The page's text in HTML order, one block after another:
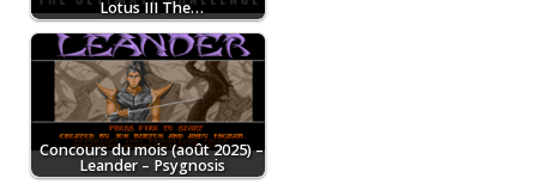
Lotus III The…
Concours du mois (août 2025) –
Leander – Psygnosis